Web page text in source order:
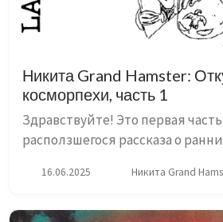
Никита Grand Hamster:
косморпехи, часть 1
Здравствуйте! Это первая
расползшегося рассказа о
старых картинок, миниатюрок и
16.06.2025 Никита Grand